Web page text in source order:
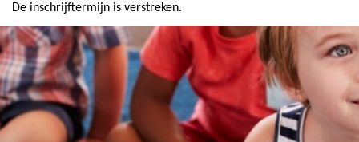
De inschrijftermijn is verstreken.